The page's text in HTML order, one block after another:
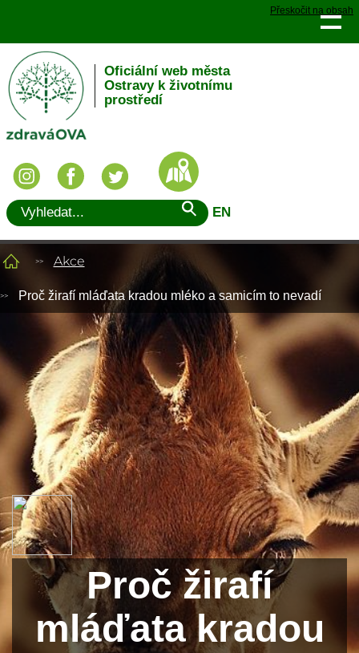
Přeskočit na obsah
Oficiální web města
Ostravy k životnímu
prostředí
EN
Akce
Proč žirafí mláďata kradou mléko a samicím to nevadí
Proč žirafí
mláďata kradou